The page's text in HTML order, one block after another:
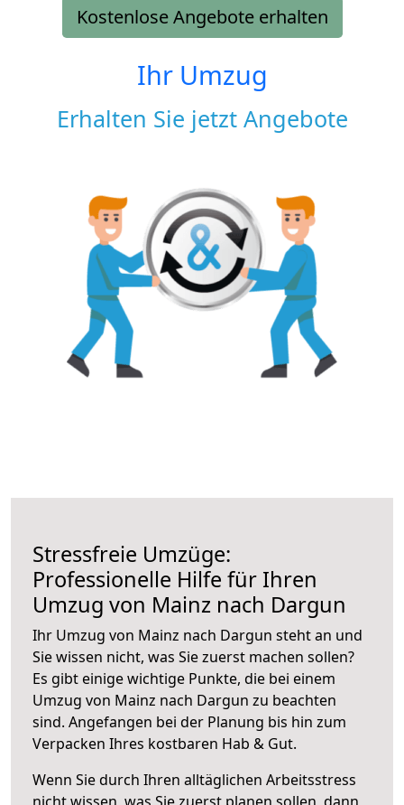
Kostenlose Angebote erhalten
Ihr Umzug
Erhalten Sie jetzt Angebote
Stressfreie Umzüge:
Professionelle Hilfe für Ihren
Umzug von Mainz nach Dargun
Ihr Umzug von Mainz nach Dargun steht an und
Sie wissen nicht, was Sie zuerst machen sollen?
Es gibt einige wichtige Punkte, die bei einem
Umzug von Mainz nach Dargun zu beachten
sind. Angefangen bei der Planung bis hin zum
Verpacken Ihres kostbaren Hab & Gut.
Wenn Sie durch Ihren alltäglichen Arbeitsstress